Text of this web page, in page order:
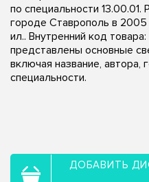
по специальности 13.00.01.
городе Ставрополь в
ил.. Внутренний код
представлены основные
включая название,
специальности.
ДОБАВИТЬ